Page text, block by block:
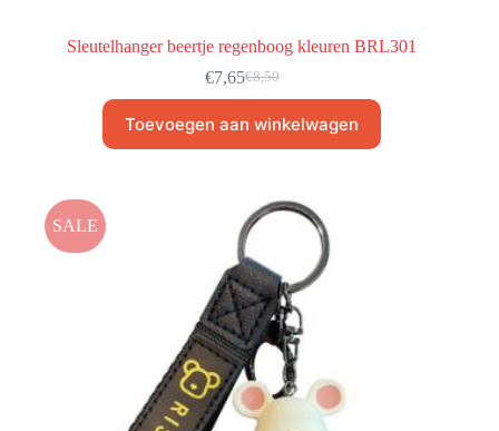
Sleutelhanger beertje regenboog kleuren BRL301
€8,50
€7,65
Toevoegen aan winkelwagen
SALE